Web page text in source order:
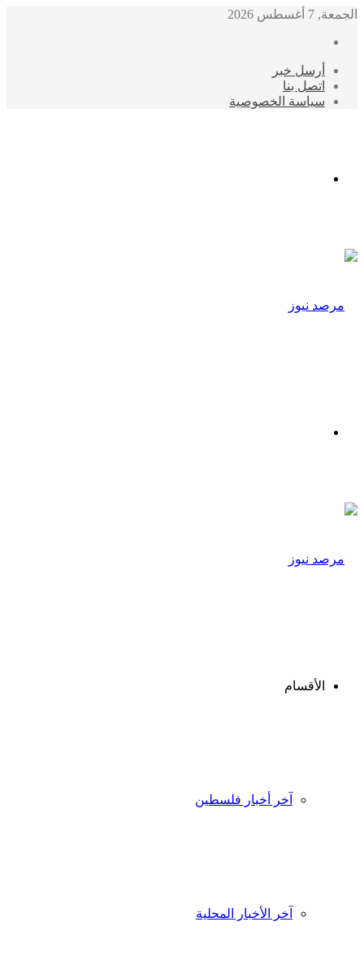
الجمعة, 7 أغسطس 2026
أرسل خبر
اتصل بنا
سياسة الخصوصية
الأقسام
آخر أخبار فلسطين
آخر الأخبار المحلية